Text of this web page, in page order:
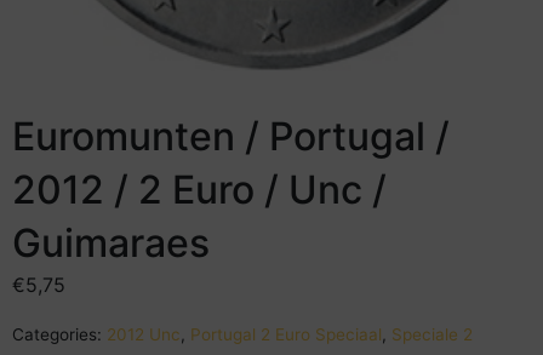
Euromunten / Portugal /
2012 / 2 Euro / Unc /
Guimaraes
€5,75
Categories: 2012 Unc Portugal 2 Euro Speciaal
Speciale 2